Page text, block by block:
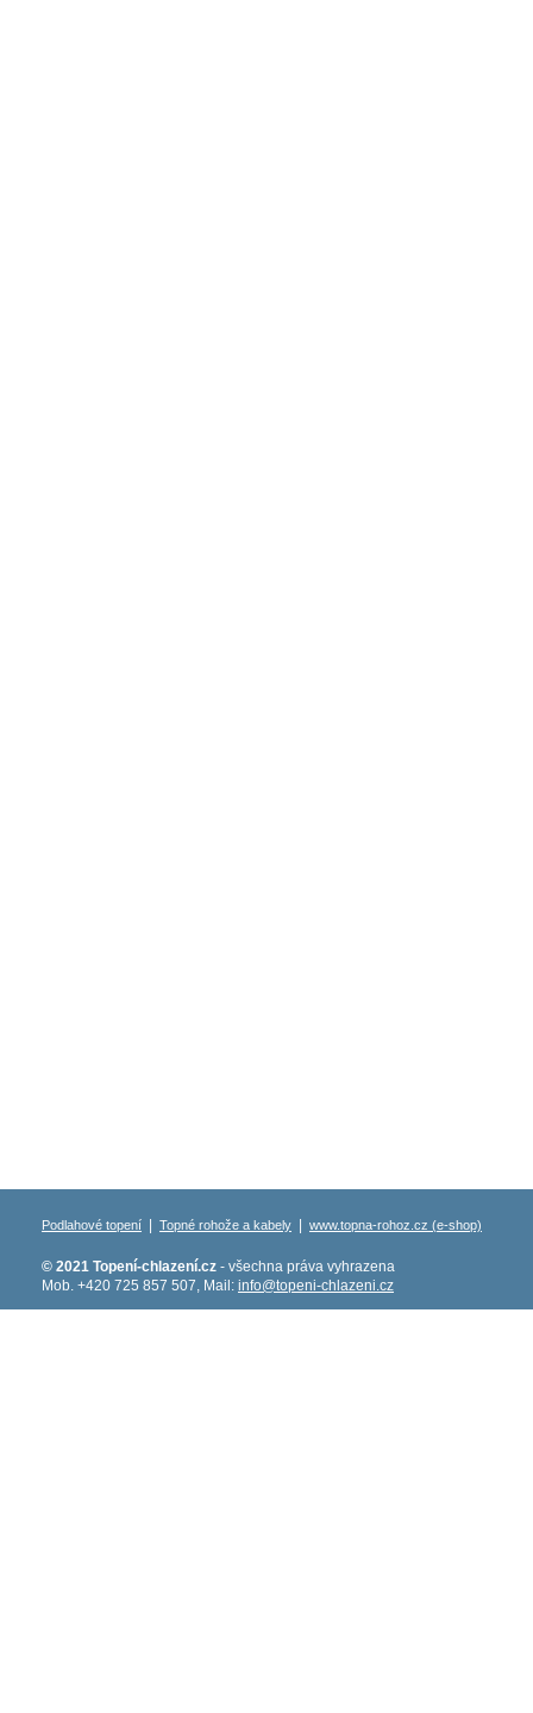
Podlahové topení Topné rohože a kabely www.topna-rohoz.cz (e-shop)
© 2021 Topení-chlazení.cz - všechna práva vyhrazena
Mob. +420 725 857 507, Mail: info@topeni-chlazeni.cz